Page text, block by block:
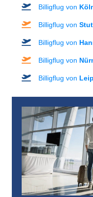
Billigflug von
Billigflug von
Billigflug von
Billigflug von
Billigflug von